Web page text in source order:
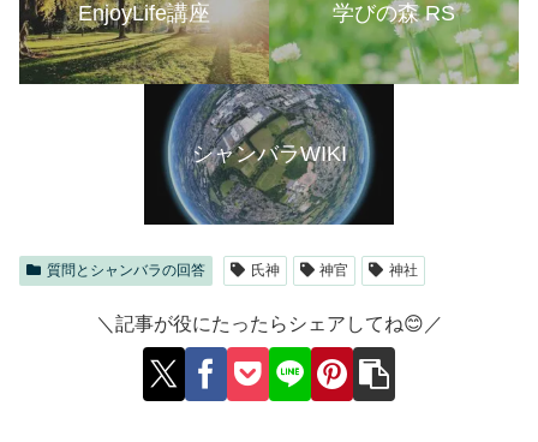
EnjoyLife講座 学びの森 RS
シャンバラWIKI
質問とシャンバラの回答 氏神 神官 神社
＼記事が役にたったらシェアしてね😊／